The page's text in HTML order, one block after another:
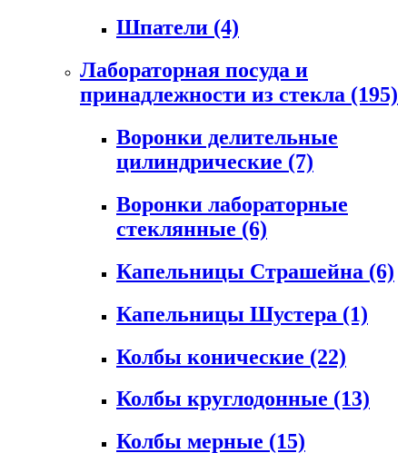
Шпатели (4)
Лабораторная посуда и
принадлежности из стекла (195)
Воронки делительные
цилиндрические (7)
Воронки лабораторные
стеклянные (6)
Капельницы Страшейна (6)
Капельницы Шустера (1)
Колбы конические (22)
Колбы круглодонные (13)
Колбы мерные (15)